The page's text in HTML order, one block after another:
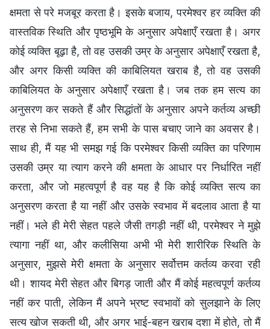
क्षमता से परे मजबूर करता है। इसके बजाय, परमेश्वर हर व्यक्ति की
वास्तविक स्थिति और पृष्ठभूमि के अनुसार अपेक्षाएँ रखता है। अगर
कोई व्यक्ति बूढ़ा है, तो वह उसकी उम्र के अनुसार अपेक्षाएँ रखता है,
और अगर किसी व्यक्ति की काबिलियत खराब है, तो वह उसकी
काबिलियत के अनुसार अपेक्षाएँ रखता है। जब तक हम सत्य का
अनुसरण कर सकते हैं और सिद्धांतों के अनुसार अपने कर्तव्य अच्छी
तरह से निभा सकते हैं, हम सभी के पास बचाए जाने का अवसर है।
साथ ही, मैं यह भी समझ गई कि परमेश्वर किसी व्यक्ति का परिणाम
उसकी उम्र या त्याग करने की क्षमता के आधार पर निर्धारित नहीं
करता, और जो महत्वपूर्ण है वह यह है कि कोई व्यक्ति सत्य का
अनुसरण करता है या नहीं और उसके स्वभाव में बदलाव आता है या
नहीं। भले ही मेरी सेहत पहले जैसी तगड़ी नहीं थी, परमेश्वर ने मुझे
त्यागा नहीं था, और कलीसिया अभी भी मेरी शारीरिक स्थिति के
अनुसार, मुझसे मेरी क्षमता के अनुसार सर्वोत्तम कर्तव्य करवा रही
थी। शायद मेरी सेहत और बिगड़ जाती और मैं कोई महत्वपूर्ण कर्तव्य
नहीं कर पाती, लेकिन मैं अपने भ्रष्ट स्वभावों को सुलझाने के लिए
सत्य खोज सकती थी, और अगर भाई-बहन खराब दशा में होते, तो मैं